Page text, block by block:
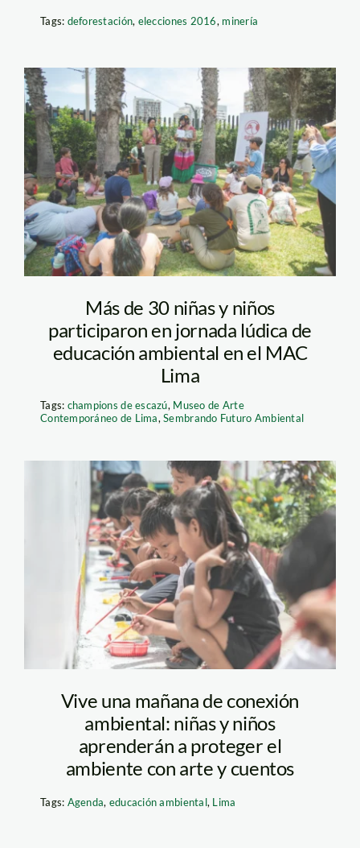
Tags: deforestación, elecciones 2016, minería
Cuentacuentos
K’erenda Zambrano
Más de 30 niñas y niños
participaron en jornada lúdica de
educación ambiental en el MAC
Lima
Tags: champions de escazú, Museo de Arte
Contemporáneo de Lima,Sembrando Futuro Ambiental
SFA. Foto. Edu
Alemán. SPDA
Vive una mañana de conexión
ambiental: niñas y niños
aprenderán a proteger el
ambiente con arte y cuentos
Tags: Agenda, educación ambiental, Lima